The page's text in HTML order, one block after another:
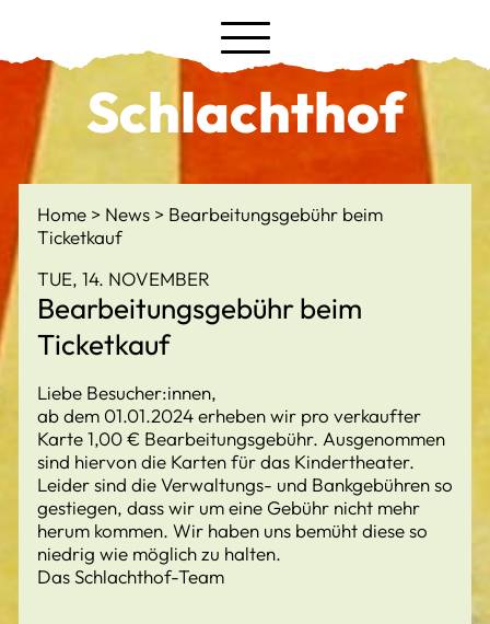
Schlachthof
Home News
Bearbeitungsgebühr beim
Ticketkauf
TUE, 14. NOVEMBER
Bearbeitungsgebühr beim
Ticketkauf
Liebe Besucher:innen,
ab dem 01.01.2024 erheben wir pro verkaufter
Karte 1,00 € Bearbeitungsgebühr. Ausgenommen
sind hiervon die Karten für das Kindertheater.
Leider sind die Verwaltungs- und Bankgebühren so
gestiegen, dass wir um eine Gebühr nicht mehr
herum kommen. Wir haben uns bemüht diese so
niedrig wie möglich zu halten.
Das Schlachthof-Team